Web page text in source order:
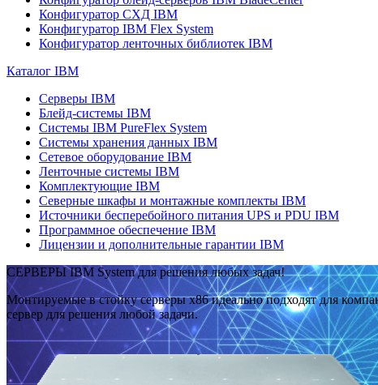
Конфигуратор СХД IBM
Конфигуратор IBM Flex System
Конфигуратор ленточных библиотек IBM
Каталог IBM
Серверы IBM
Блейд-системы IBM
Системы IBM PureFlex System
Системы хранения данных IBM
Сетевое оборудование IBM
Ленточные системы IBM
Комплектующие IBM
Северные шкафы и монтажные комплекты IBM
Источники бесперебойного питания UPS и PDU IBM
Программное обеспечение IBM
Лицензии и дополнительные гарантии IBM
СЕРВЕРЫ IBM System для решения любых задач!
Монтируемые в стойку серверы x86 идеально подходят для
сервер для решения любой задачи.